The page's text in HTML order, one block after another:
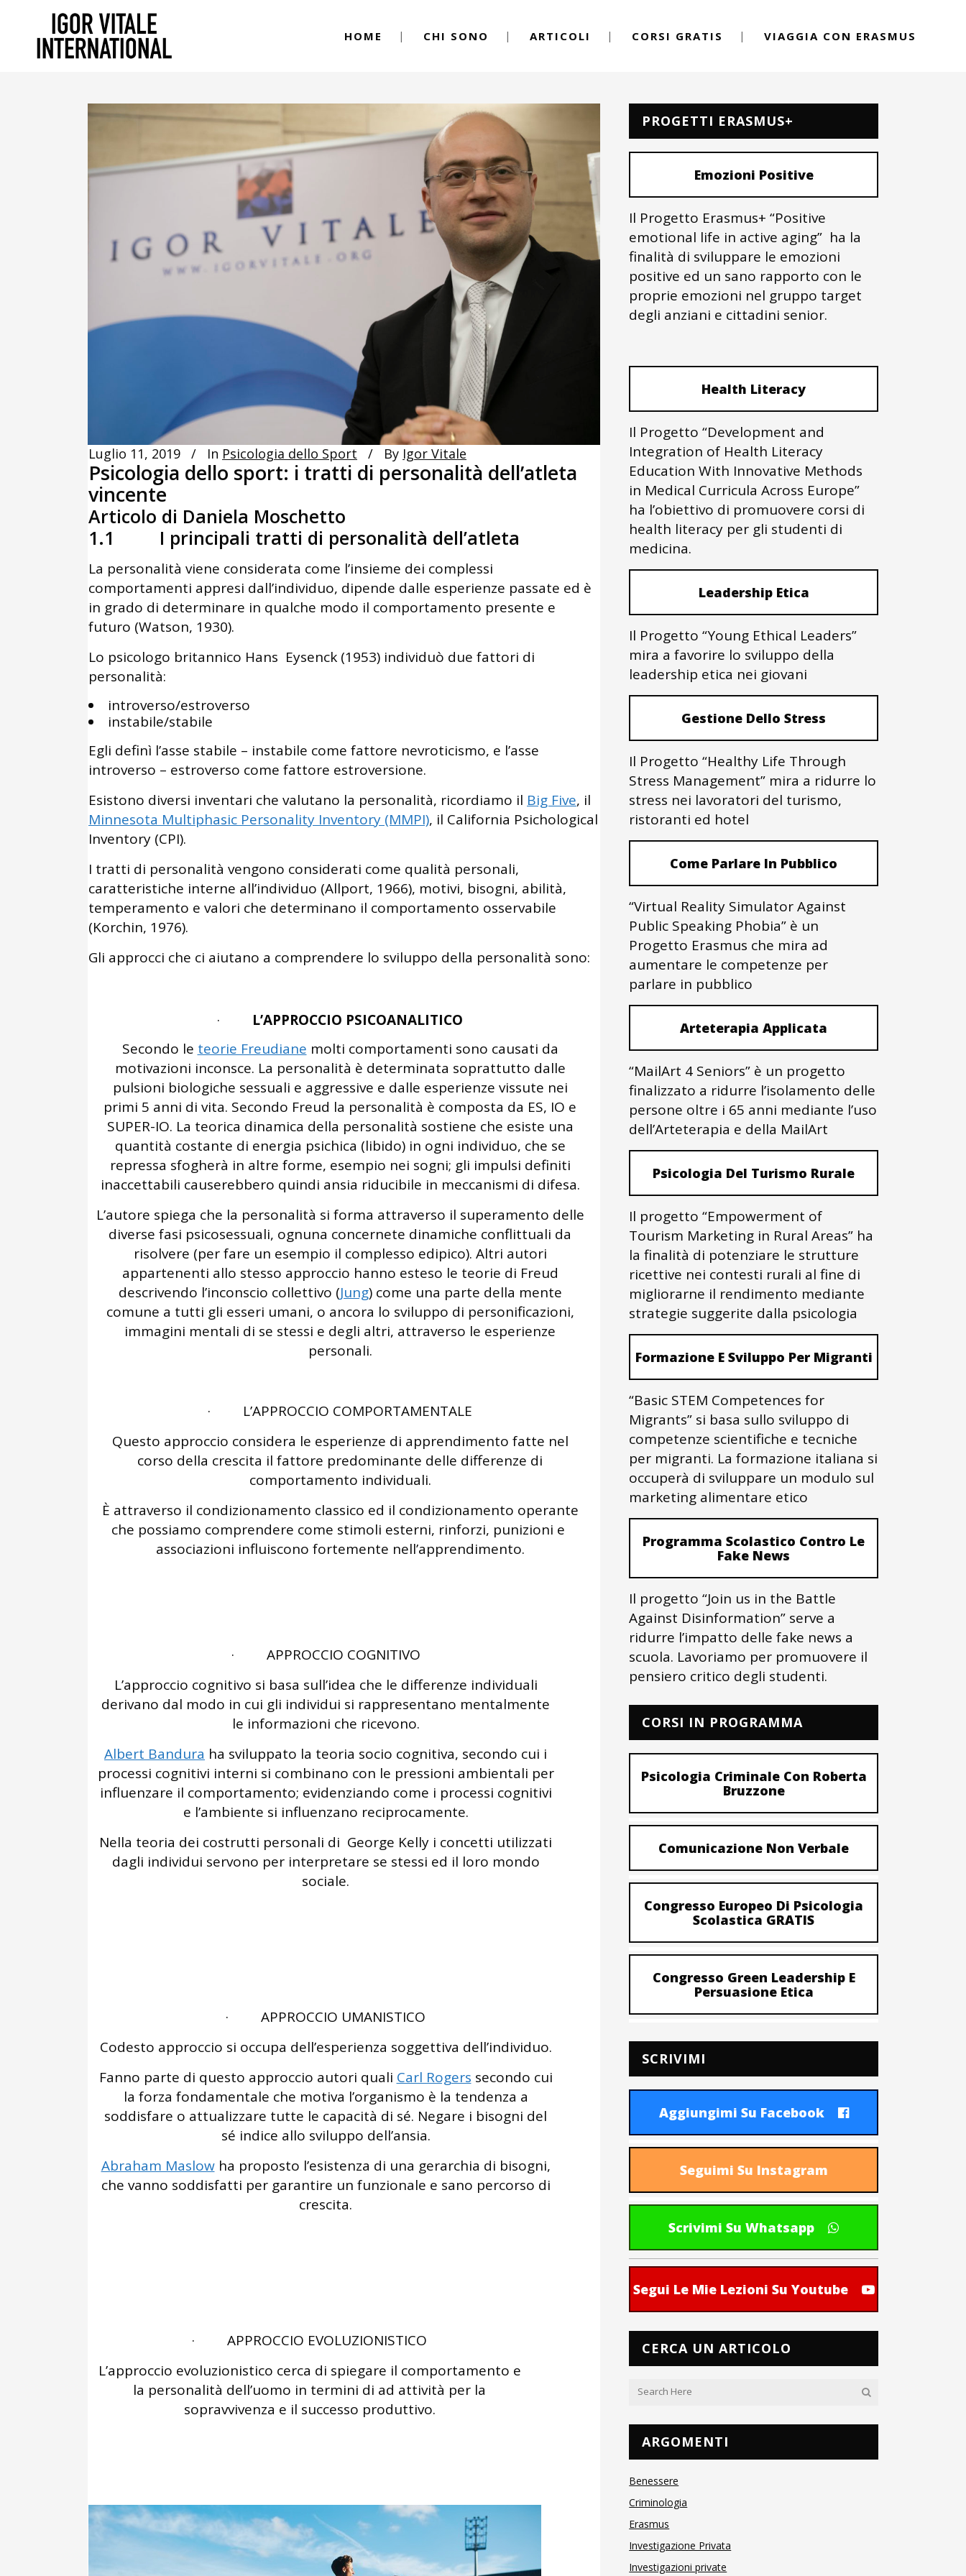
HOME CHI SONO ARTICOLI CORSI GRATIS VIAGGIA CON ERASMUS
Luglio 11, 2019 In Psicologia dello Sport By Igor Vitale
Psicologia dello sport: i tratti di personalità dell’atleta
vincente
Articolo di Daniela Moschetto
1.1 I principali tratti di personalità dell’atleta
La personalità viene considerata come l’insieme dei complessi
comportamenti appresi dall’individuo, dipende dalle esperienze passate ed è
in grado di determinare in qualche modo il comportamento presente e
futuro (Watson, 1930).
Lo psicologo britannico Hans Eysenck (1953) individuò due fattori di
personalità:
introverso/estroverso
instabile/stabile
Egli definì l’asse stabile – instabile come fattore nevroticismo, e l’asse
introverso – estroverso come fattore estroversione.
Esistono diversi inventari che valutano la personalità, ricordiamo il Big Five, il
Minnesota Multiphasic Personality Inventory (MMPI), il California Psichological
Inventory (CPI).
I tratti di personalità vengono considerati come qualità personali,
caratteristiche interne all’individuo (Allport, 1966), motivi, bisogni, abilità,
temperamento e valori che determinano il comportamento osservabile
(Korchin, 1976).
Gli approcci che ci aiutano a comprendere lo sviluppo della personalità sono:
· L’APPROCCIO PSICOANALITICO
Secondo le teorie Freudiane molti comportamenti sono causati da
motivazioni inconsce. La personalità è determinata soprattutto dalle
pulsioni biologiche sessuali e aggressive e dalle esperienze vissute nei
primi 5 anni di vita. Secondo Freud la personalità è composta da ES, IO e
SUPER-IO. La teorica dinamica della personalità sostiene che esiste una
quantità costante di energia psichica (libido) in ogni individuo, che se
repressa sfogherà in altre forme, esempio nei sogni; gli impulsi definiti
inaccettabili causerebbero quindi ansia riducibile in meccanismi di difesa.
L’autore spiega che la personalità si forma attraverso il superamento delle
diverse fasi psicosessuali, ognuna concernete dinamiche conflittuali da
risolvere (per fare un esempio il complesso edipico). Altri autori
appartenenti allo stesso approccio hanno esteso le teorie di Freud
descrivendo l’inconscio collettivo (Jung) come una parte della mente
comune a tutti gli esseri umani, o ancora lo sviluppo di personificazioni,
immagini mentali di se stessi e degli altri, attraverso le esperienze
personali.
· L’APPROCCIO COMPORTAMENTALE
Questo approccio considera le esperienze di apprendimento fatte nel
corso della crescita il fattore predominante delle differenze di
comportamento individuali.
È attraverso il condizionamento classico ed il condizionamento operante
che possiamo comprendere come stimoli esterni, rinforzi, punizioni e
associazioni influiscono fortemente nell’apprendimento.
· APPROCCIO COGNITIVO
L’approccio cognitivo si basa sull’idea che le differenze individuali
derivano dal modo in cui gli individui si rappresentano mentalmente
le informazioni che ricevono.
Albert Bandura ha sviluppato la teoria socio cognitiva, secondo cui i
processi cognitivi interni si combinano con le pressioni ambientali per
influenzare il comportamento; evidenziando come i processi cognitivi
e l’ambiente si influenzano reciprocamente.
Nella teoria dei costrutti personali di George Kelly i concetti utilizzati
dagli individui servono per interpretare se stessi ed il loro mondo
sociale.
· APPROCCIO UMANISTICO
Codesto approccio si occupa dell’esperienza soggettiva dell’individuo.
Fanno parte di questo approccio autori quali Carl Rogers secondo cui
la forza fondamentale che motiva l’organismo è la tendenza a
soddisfare o attualizzare tutte le capacità di sé. Negare i bisogni del
sé indice allo sviluppo dell’ansia.
Abraham Maslowha proposto l’esistenza di una gerarchia di bisogni,
che vanno soddisfatti per garantire un funzionale e sano percorso di
crescita.
· APPROCCIO EVOLUZIONISTICO
L’approccio evoluzionistico cerca di spiegare il comportamento e
la personalità dell’uomo in termini di ad attività per la
sopravvivenza e il successo produttivo.
PROGETTI ERASMUS+
Emozioni Positive
Il Progetto Erasmus+ “Positive
emotional life in active aging” ha la
finalità di sviluppare le emozioni
positive ed un sano rapporto con le
proprie emozioni nel gruppo target
degli anziani e cittadini senior.
Health Literacy
Il Progetto “Development and
Integration of Health Literacy
Education With Innovative Methods
in Medical Curricula Across Europe”
ha l’obiettivo di promuovere corsi di
health literacy per gli studenti di
medicina.
Leadership Etica
Il Progetto “Young Ethical Leaders”
mira a favorire lo sviluppo della
leadership etica nei giovani
Gestione Dello Stress
Il Progetto “Healthy Life Through
Stress Management” mira a ridurre lo
stress nei lavoratori del turismo,
ristoranti ed hotel
Come Parlare In Pubblico
“Virtual Reality Simulator Against
Public Speaking Phobia” è un
Progetto Erasmus che mira ad
aumentare le competenze per
parlare in pubblico
Arteterapia Applicata
“MailArt 4 Seniors” è un progetto
finalizzato a ridurre l’isolamento delle
persone oltre i 65 anni mediante l’uso
dell’Arteterapia e della MailArt
Psicologia Del Turismo Rurale
Il progetto “Empowerment of
Tourism Marketing in Rural Areas” ha
la finalità di potenziare le strutture
ricettive nei contesti rurali al fine di
migliorarne il rendimento mediante
strategie suggerite dalla psicologia
Formazione E Sviluppo Per Migranti
“Basic STEM Competences for
Migrants” si basa sullo sviluppo di
competenze scientifiche e tecniche
per migranti. La formazione italiana si
occuperà di sviluppare un modulo sul
marketing alimentare etico
Programma Scolastico Contro Le
Fake News
Il progetto “Join us in the Battle
Against Disinformation” serve a
ridurre l’impatto delle fake news a
scuola. Lavoriamo per promuovere il
pensiero critico degli studenti.
CORSI IN PROGRAMMA
Psicologia Criminale Con Roberta
Bruzzone
Comunicazione Non Verbale
Congresso Europeo Di Psicologia
Scolastica GRATIS
Congresso Green Leadership E
Persuasione Etica
SCRIVIMI
Aggiungimi Su Facebook
Seguimi Su Instagram
Scrivimi Su Whatsapp
Segui Le Mie Lezioni Su Youtube
CERCA UN ARTICOLO
ARGOMENTI
Benessere
Criminologia
Erasmus
Investigazione Privata
Investigazioni private